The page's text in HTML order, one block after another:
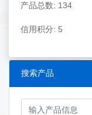
产品总数: 134
信用积分: 5
搜索产品